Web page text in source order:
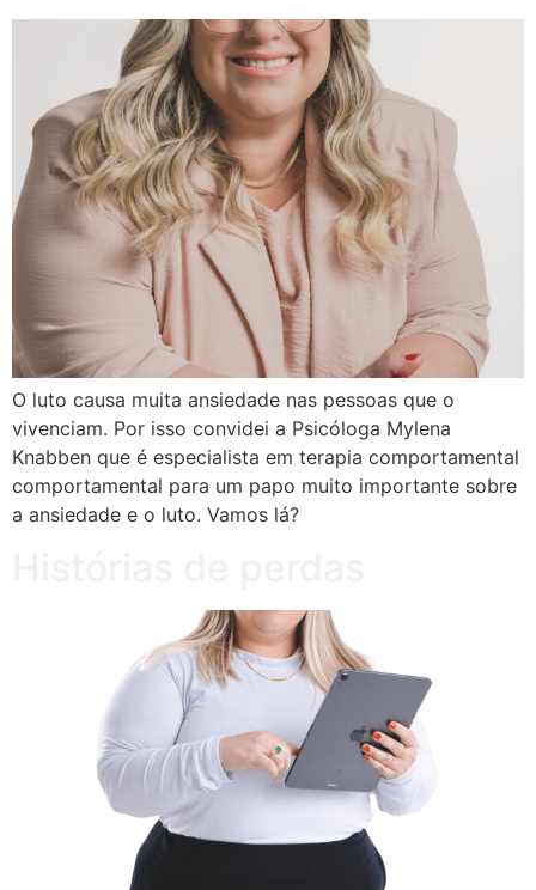
O luto causa muita ansiedade nas pessoas que o
vivenciam. Por isso convidei a Psicóloga Mylena
Knabben que é especialista em terapia comportamental
comportamental para um papo muito importante sobre
a ansiedade e o luto. Vamos lá?